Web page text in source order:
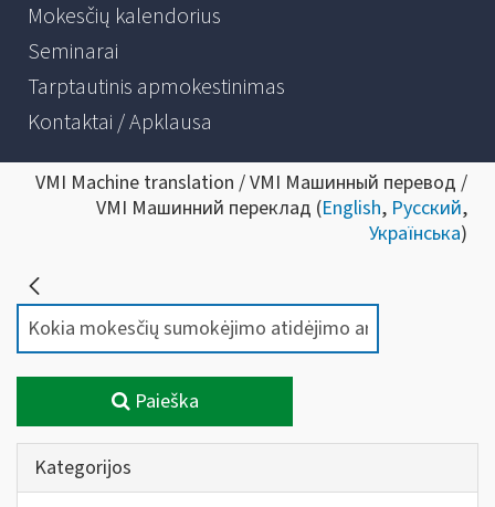
Mokesčių kalendorius
Seminarai
Tarptautinis apmokestinimas
Kontaktai / Apklausa
VMI Machine translation / VMI Машинный перевод /
VMI Машинний переклад (English, Русский,
Українська)
Paieška
Kategorijos